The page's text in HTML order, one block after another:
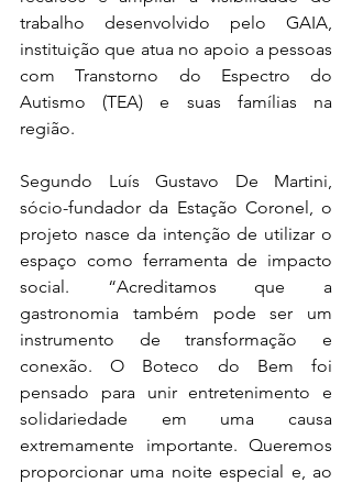
trabalho desenvolvido pelo GAIA,
instituição que atua no apoio a pessoas
com Transtorno do Espectro do
Autismo (TEA) e suas famílias na
região.
Segundo Luís Gustavo De Martini,
sócio-fundador da Estação Coronel, o
projeto nasce da intenção de utilizar o
espaço como ferramenta de impacto
social. “Acreditamos que a
gastronomia também pode ser um
instrumento de transformação e
conexão. O Boteco do Bem foi
pensado para unir entretenimento e
solidariedade em uma causa
extremamente importante. Queremos
proporcionar uma noite especial e, ao